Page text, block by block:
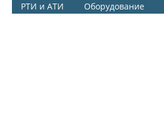
РТИ и АТИ
Оборудование